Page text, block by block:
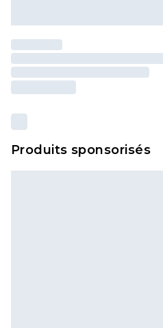
Produits sponsorisés